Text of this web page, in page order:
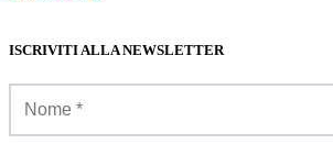
ISCRIVITI ALLA NEWSLETTER